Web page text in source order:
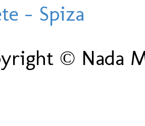
- Spiza
© Nada